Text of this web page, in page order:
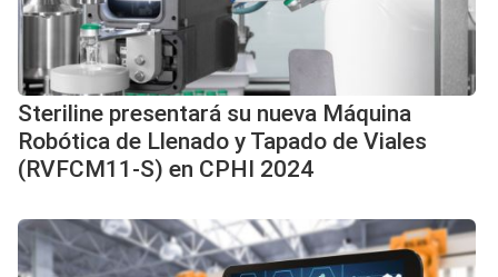
Steriline presentará su nueva Máquina
Robótica de Llenado y Tapado de Viales
(RVFCM11-S) en CPHI 2024